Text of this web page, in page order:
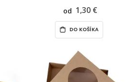
od 1,30 €
DO KOŠÍKA